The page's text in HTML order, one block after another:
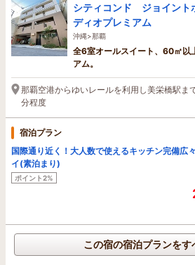
シティコンド ジョイン
ディオプレミアム
沖縄>那覇
全6室オールスイート、60㎡以
アム。
那覇空港からゆいレールを利用し美栄橋駅ま
分程度
宿泊プラン
国際通り近く！大人数で使えるキッチン完備広
イ(素泊まり)
ポイント2%
この宿の宿泊プランをす